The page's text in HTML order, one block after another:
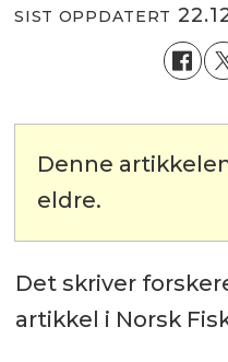
SIST OPPDATERT
Denne
eldre.
Det skriver
artikkel i Norsk